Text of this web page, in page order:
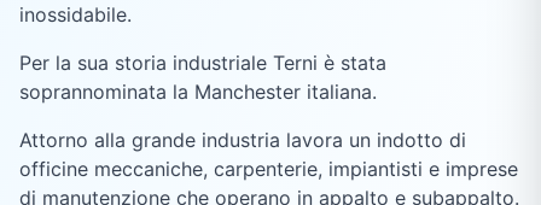
inossidabile.
Per la sua storia industriale Terni è stata
soprannominata la Manchester italiana.
Attorno alla grande industria lavora un indotto di
officine meccaniche, carpenterie, impiantisti e imprese
di manutenzione che operano in appalto e subappalto.